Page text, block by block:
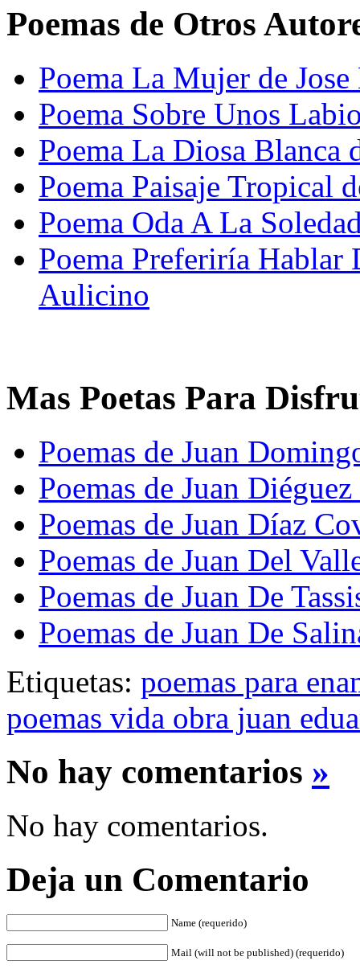
Poemas de Otros
Poema La Mujer de
Poema Sobre Unos
Poema La Diosa Blanca
Poema Paisaje Tropical
Poema Oda A La
Poema Preferiría Hablar
Aulicino
Mas Poetas Para
Poemas de Juan
Poemas de Juan
Poemas de Juan Díaz
Poemas de Juan Del
Poemas de Juan De
Poemas de Juan De
Etiquetas: poemas para
poemas vida obra juan
No hay comentarios »
No hay comentarios.
Deja un Comentario
Name (requerido)
Mail (will not be published) (requerido)